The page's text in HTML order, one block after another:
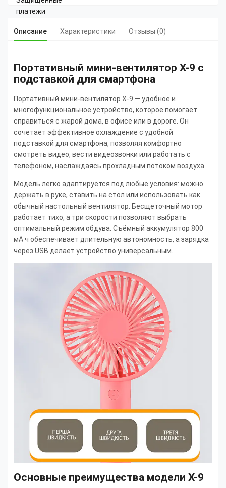
Описание Характеристики Отзывы (0)
Портативный мини-вентилятор X-9 с
подставкой для смартфона
Портативный мини-вентилятор X-9 — удобное и
многофункциональное устройство, которое помогает
справиться с жарой дома, в офисе или в дороге. Он
сочетает эффективное охлаждение с удобной
подставкой для смартфона, позволяя комфортно
смотреть видео, вести видеозвонки или работать с
телефоном, наслаждаясь прохладным потоком воздуха.
Модель легко адаптируется под любые условия: можно
держать в руке, ставить на стол или использовать как
обычный настольный вентилятор. Бесщеточный мотор
работает тихо, а три скорости позволяют выбрать
оптимальный режим обдува. Съёмный аккумулятор 800
мА·ч обеспечивает длительную автономность, а зарядка
через USB делает устройство универсальным.
Основные преимущества модели X-9